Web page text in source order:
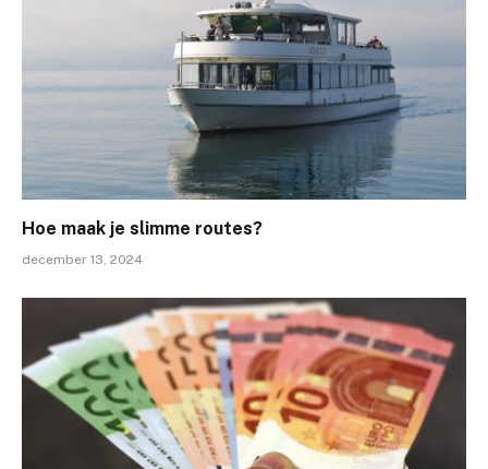
Hoe maak je slimme routes?
december 13, 2024